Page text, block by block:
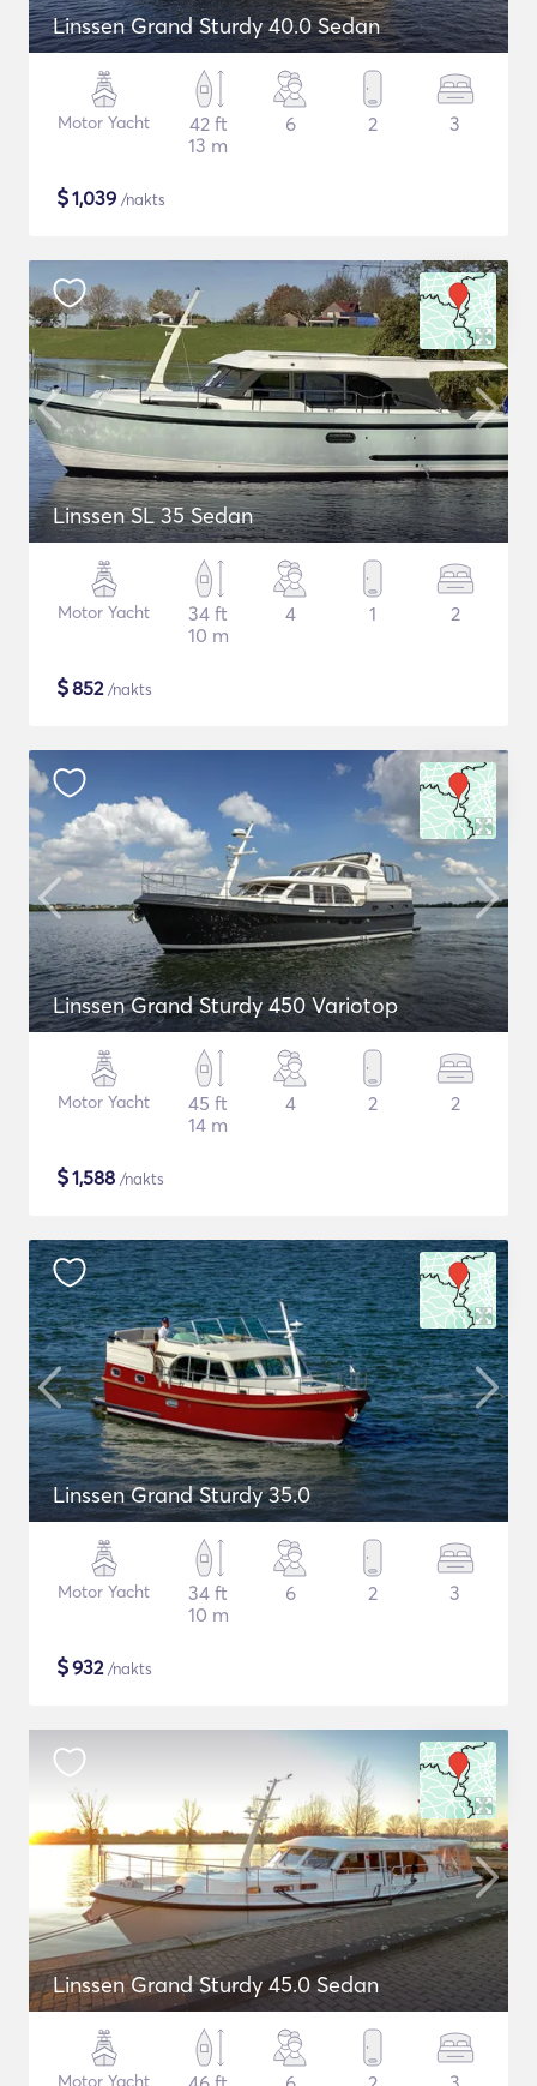
Linssen Grand Sturdy 40.0 Sedan
Motor Yacht
42 ft
13 m
6 2 3
$1,039 /nakts
Linssen SL 35 Sedan
Motor Yacht
34 ft
10 m
4 1 2
$852/nakts
Linssen Grand Sturdy 450 Variotop
Motor Yacht
45 ft
14 m
4 2 2
$1,588 /nakts
Linssen Grand Sturdy 35.0
Motor Yacht
34 ft
10 m
6 2 3
$932/nakts
Linssen Grand Sturdy 45.0 Sedan
Motor Yacht